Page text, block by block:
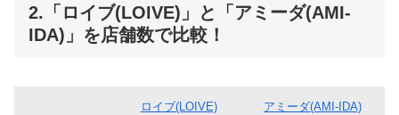
2.「ロイブ(LOIVE)」と「アミーダ(AMI-
IDA)」を店舗数で比較！
ロイブ(LOIVE) アミーダ(AMI-IDA)